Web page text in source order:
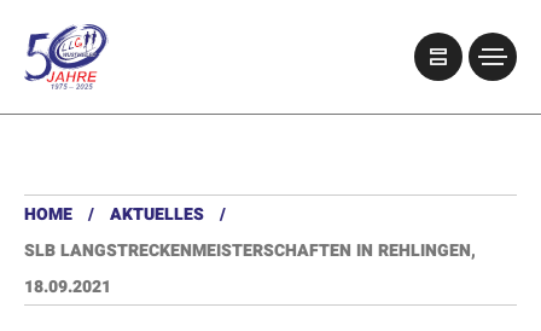
HOME
AKTUELLES
SLB LANGSTRECKENMEISTERSCHAFTEN IN REHLINGEN,
18.09.2021